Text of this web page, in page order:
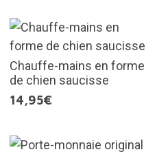
Chauffe-mains en forme
de chien saucisse
14,95€